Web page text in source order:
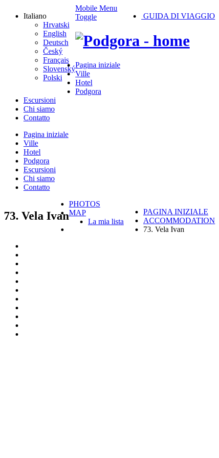
Italiano
Hrvatski
English
Deutsch
Český
Français
Slovenský
Polski
GUIDA DI VIAGGIO
Mobile Menu
Toggle
Pagina iniziale
Ville
Hotel
Podgora
Escursioni
Chi siamo
Contatto
Pagina iniziale
Ville
Hotel
Podgora
Escursioni
Chi siamo
Contatto
73. Vela Ivan
PAGINA INIZIALE
ACCOMMODATION
73. Vela Ivan
PHOTOS
MAP
La mia lista